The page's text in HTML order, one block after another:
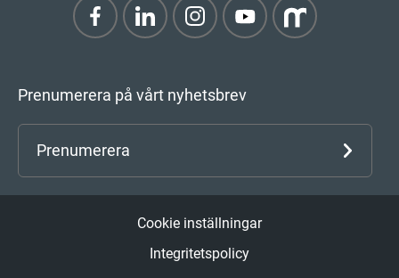
Prenumerera på vårt nyhetsbrev
Prenumerera
Cookie inställningar
Integritetspolicy